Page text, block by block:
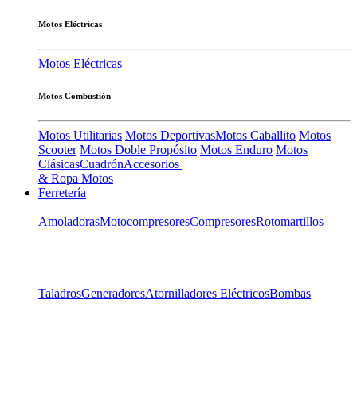
Motos Eléctricas
Motos Eléctricas
Motos Combustión
Motos Utilitarias Motos DeportivasMotos Caballito Motos
Scooter Motos Doble Propósito Motos Enduro Motos
ClásicasCuadrónAccesorios
& Ropa Motos
Ferretería
AmoladorasMotocompresoresCompresoresRotomartillos
TaladrosGeneradoresAtornilladores EléctricosBombas